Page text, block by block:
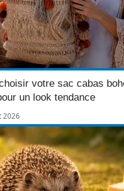
votre sac cabas
un look tendance
2026